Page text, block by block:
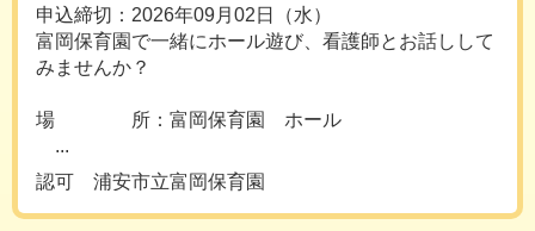
申込締切：2026年09月02日（水）
富岡保育園で一緒にホール遊び、看護師とお話しして
みませんか？
場 所：富岡保育園 ホール
...
認可 浦安市立富岡保育園